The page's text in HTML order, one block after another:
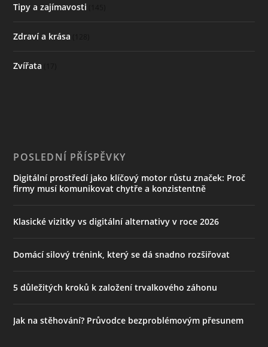
Tipy a zajímavosti
Zdraví a krása
Zvířata
POSLEDNÍ PŘÍSPĚVKY
Digitální prostředí jako klíčový motor růstu značek: Proč
firmy musí komunikovat chytře a konzistentně
Klasické vizitky vs digitální alternativy v roce 2026
Domácí silový trénink, který se dá snadno rozšiřovat
5 důležitých kroků k založení trvalkového záhonu
Jak na stěhování? Průvodce bezproblémovým přesunem